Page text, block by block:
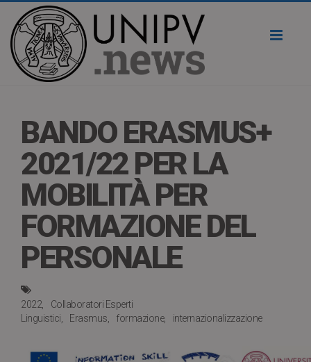
BANDO ERASMUS+
2021/22 PER LA
MOBILITÀ PER
FORMAZIONE DEL
PERSONALE
2022
Collaboratori Esperti
Linguistici
Erasmus formazione internazionalizzazione